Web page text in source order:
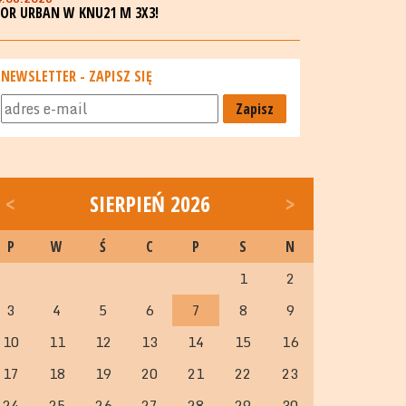
URBAN W KNU21 M 3X3!
NEWSLETTER - ZAPISZ SIĘ
Zapisz
< SIERPIEŃ 2026 >
P W Ś C P S N
1
2
3
4 5 6 7 8
9
10
11 12 13 14 15
16
17
18 19 20 21 22
23